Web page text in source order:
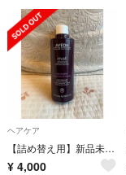
ヘアケア
【詰め替え用】新品未使用 AVEDA invati ヘア&スカルプエッセンス
¥ 4,000